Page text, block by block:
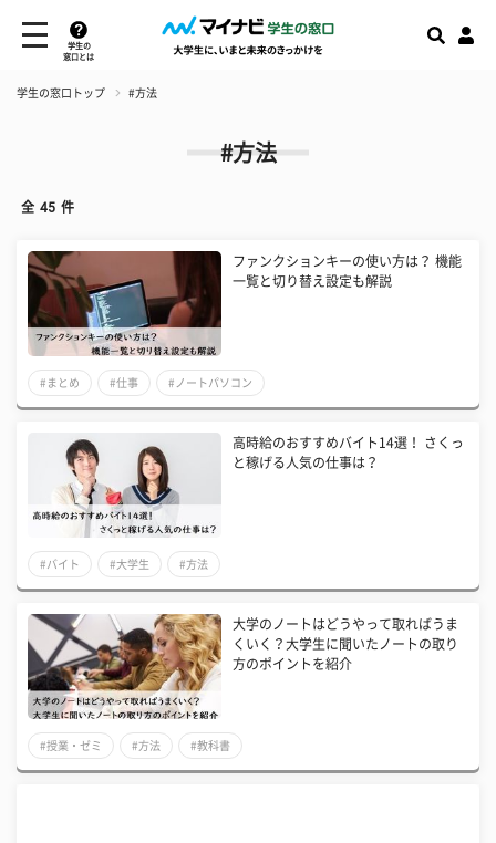
学生の
窓口とは
学生の窓口トップ #方法
#方法
全 45 件
ファンクションキーの使い方は？ 機能
一覧と切り替え設定も解説
#まとめ #仕事 #ノートパソコン
高時給のおすすめバイト14選！ さくっ
と稼げる人気の仕事は？
#バイト #大学生 #方法
大学のノートはどうやって取ればうま
くいく？大学生に聞いたノートの取り
方のポイントを紹介
#授業・ゼミ #方法 #教科書